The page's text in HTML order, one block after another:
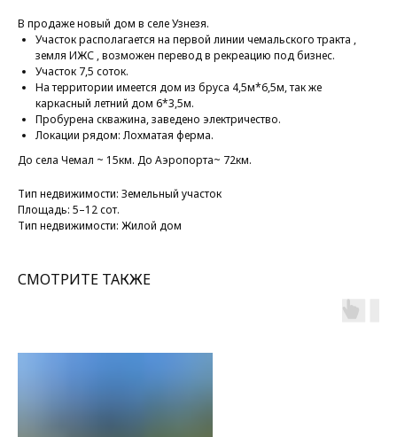
В продаже новый дом в селе Узнезя.
Участок располагается на первой линии чемальского тракта ,
земля ИЖС , возможен перевод в рекреацию под бизнес.
Участок 7,5 соток.
На территории имеется дом из бруса 4,5м*6,5м, так же
каркасный летний дом 6*3,5м.
Пробурена скважина, заведено электричество.
Локации рядом: Лохматая ферма.
До села Чемал ~ 15км. До Аэропорта~ 72км.
Тип недвижимости: Земельный участок
Площадь: 5–12 сот.
Тип недвижимости: Жилой дом
СМОТРИТЕ ТАКЖЕ